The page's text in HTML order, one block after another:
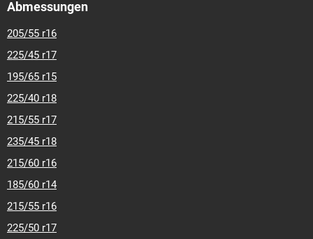
Abmessungen
205/55 r16
225/45 r17
195/65 r15
225/40 r18
215/55 r17
235/45 r18
215/60 r16
185/60 r14
215/55 r16
225/50 r17